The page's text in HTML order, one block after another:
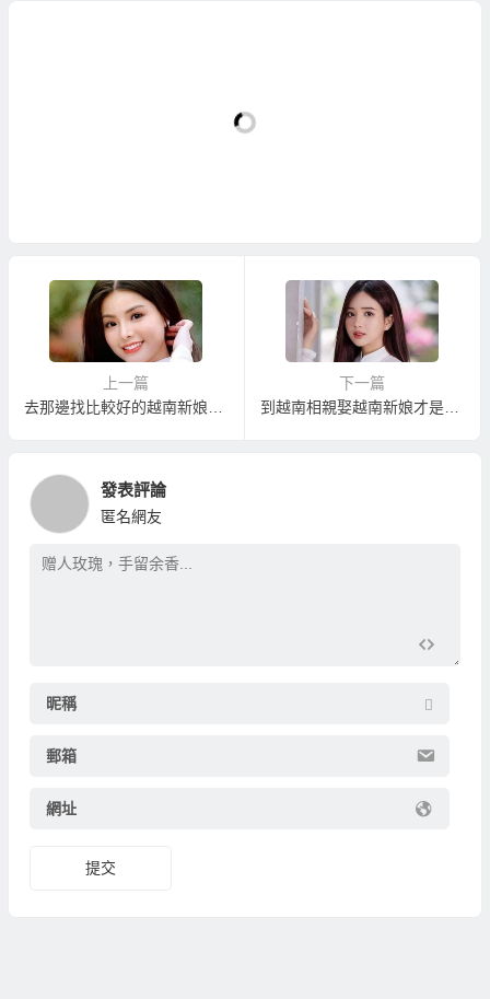
上一篇
下一篇
到越南相親娶越南新娘才是真正省錢與快速找到漂亮伴侶的方式！
發表評論
匿名網友
昵稱
郵箱
網址
提交